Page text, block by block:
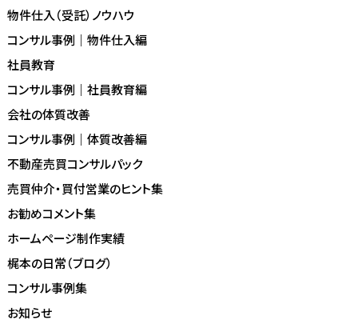
物件仕入（受託）ノウハウ
コンサル事例｜物件仕入編
社員教育
コンサル事例｜社員教育編
会社の体質改善
コンサル事例｜体質改善編
不動産売買コンサルパック
売買仲介・買付営業のヒント集
お勧めコメント集
ホームページ制作実績
梶本の日常（ブログ）
コンサル事例集
お知らせ